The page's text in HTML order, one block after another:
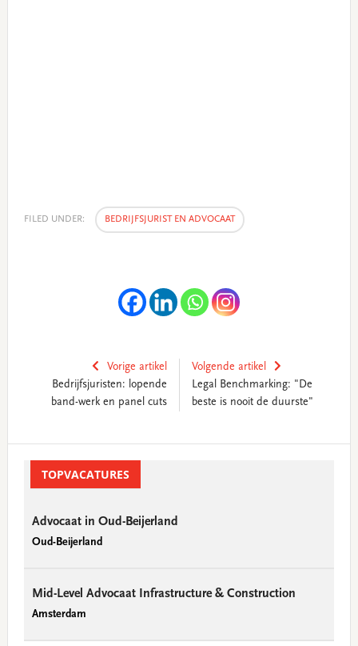
FILED UNDER: BEDRIJFSJURIST EN ADVOCAAT
Vorige artikel
Bedrijfsjuristen: lopende
band-werk en panel cuts
Volgende artikel
Legal Benchmarking: "De
beste is nooit de duurste"
SidebarTOPVACATURES
Advocaat in Oud-Beijerland
Oud-Beijerland
Mid-Level Advocaat Infrastructure & Construction
Amsterdam